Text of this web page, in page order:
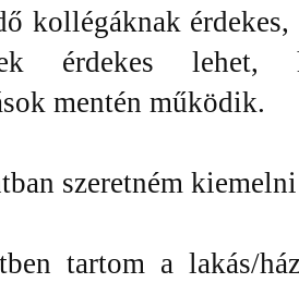
kollégáknak
érdekes
mentén működik.
szeretném
tartom a lakás/